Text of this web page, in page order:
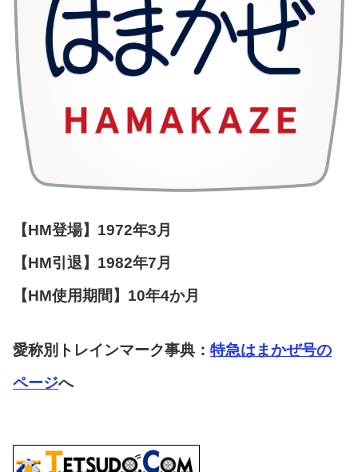
【HM登場】1972年3月
【HM引退】1982年7月
【HM使用期間】10年4か月
愛称別トレインマーク事典： 特急はまかぜ号の
ページへ